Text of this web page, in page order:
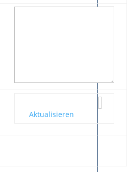
Aktualisieren